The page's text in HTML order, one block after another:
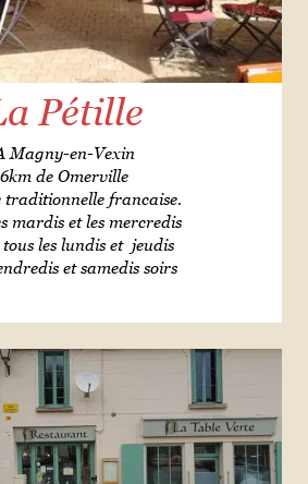
Pétille
Magny-en-Vexin
6km de Omerville
traditionnelle francaise.
mardis et les mercredis
les lundis et jeudis
et samedis soirs